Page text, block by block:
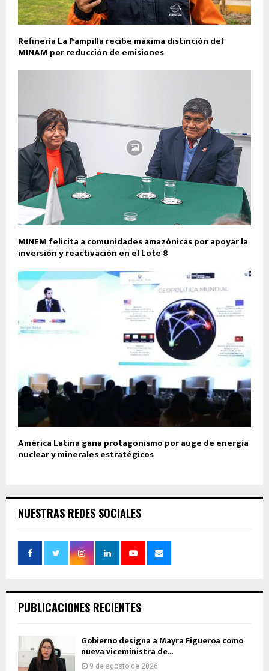
Refinería La Pampilla recibe máxima distinción del
MINAM por reducción de emisiones
MINEM felicita a comunidades amazónicas por apoyar la
inversión y reactivación en el Lote 8
América Latina gana protagonismo por auge de energía
nuclear y minerales estratégicos
NUESTRAS REDES SOCIALES
PUBLICACIONES RECIENTES
Gobierno designa a Mayra Figueroa como
nueva viceministra de...
9 de agosto de 2026